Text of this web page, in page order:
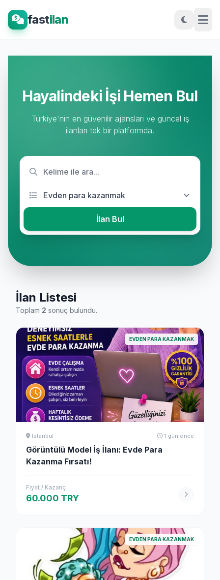
fastilan
Hayalindeki İşi Hemen Bul
Türkiye'nin en güvenilir ajansları ve güncel iş
ilanları tek bir platformda.
İlan Bul
İlan Listesi
Toplam 2 sonuç bulundu.
EVDEN PARA KAZANMAK
Istanbul 1 gün önce
Görüntülü Model İş İlanı: Evde Para
Kazanma Fırsatı!
Fiyat / Kazanç
60.000 TRY
EVDEN PARA KAZANMAK